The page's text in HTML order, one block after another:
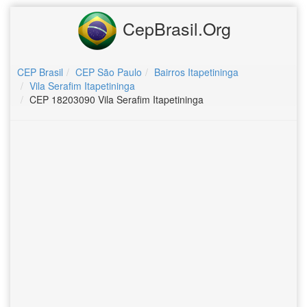
CepBrasil.Org
CEP Brasil CEP São Paulo
Bairros Itapetininga
Vila Serafim Itapetininga
CEP 18203090 Vila Serafim Itapetininga